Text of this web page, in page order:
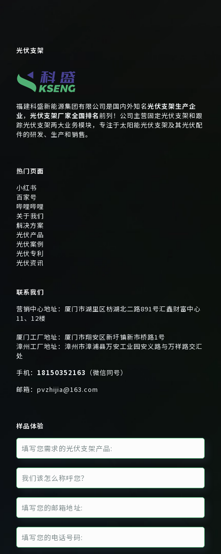
光伏支架
福建科盛新能源集团有限公司是国内外知名光伏支架生产企
业， 光伏支架厂家全国排名前列！公司主营固定光伏支架和跟
踪光伏支架两大业务模块，专注于太阳能光伏支架及其光伏配
件的研发、生产和销售。
热门页面
小红书
百家号
哔哩哔哩
关于我们
解决方案
光伏产品
光伏案例
光伏专利
光伏资讯
联系我们
营销中心地址：厦门市湖里区枋湖北二路891号汇鑫财富中心
11、12楼
厦门工厂地址：厦门市翔安区新圩镇新市桥路1号
漳州工厂地址：漳州市漳浦县万安工业园安义路与万祥路交汇
处
手机： 18150352163 （微信同号）
邮箱： pvzhijia@163.com
样品体验